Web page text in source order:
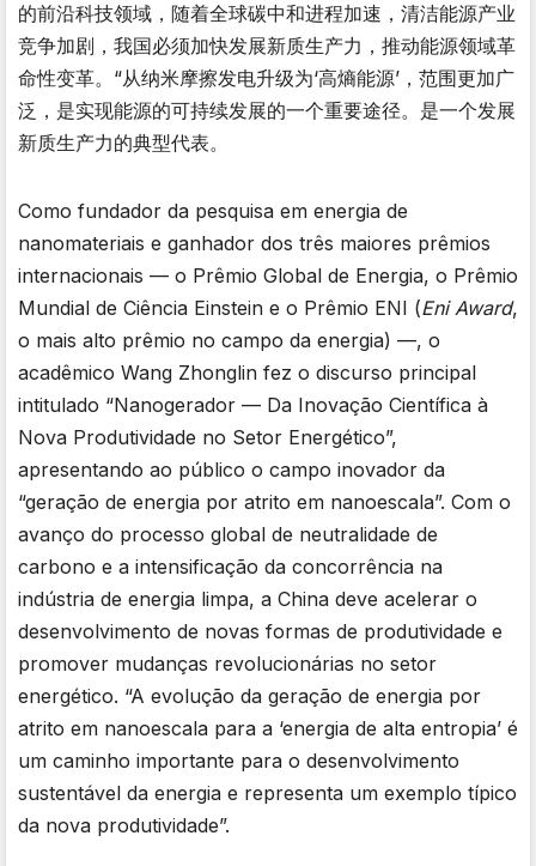
的前沿科技领域，随着全球碳中和进程加速，清洁能源产业
竞争加剧，我国必须加快发展新质生产力，推动能源领域革
命性变革。“从纳米摩擦发电升级为‘高熵能源’，范围更加广
泛，是实现能源的可持续发展的一个重要途径。是一个发展
新质生产力的典型代表。
Como fundador da pesquisa em energia de
nanomateriais e ganhador dos três maiores prêmios
internacionais — o Prêmio Global de Energia, o Prêmio
Mundial de Ciência Einstein e o Prêmio ENI (Eni Award,
o mais alto prêmio no campo da energia) —, o
acadêmico Wang Zhonglin fez o discurso principal
intitulado “Nanogerador — Da Inovação Científica à
Nova Produtividade no Setor Energético”,
apresentando ao público o campo inovador da
“geração de energia por atrito em nanoescala”. Com o
avanço do processo global de neutralidade de
carbono e a intensificação da concorrência na
indústria de energia limpa, a China deve acelerar o
desenvolvimento de novas formas de produtividade e
promover mudanças revolucionárias no setor
energético. “A evolução da geração de energia por
atrito em nanoescala para a ‘energia de alta entropia’ é
um caminho importante para o desenvolvimento
sustentável da energia e representa um exemplo típico
da nova produtividade”.